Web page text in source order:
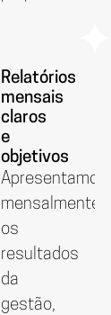
Relatórios
mensais
claros
e
objetivos
Apresentamos
mensalmente
os
resultados
da
gestão,